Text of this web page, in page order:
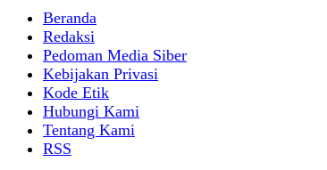
Beranda
Redaksi
Pedoman Media Siber
Kebijakan Privasi
Kode Etik
Hubungi Kami
Tentang Kami
RSS